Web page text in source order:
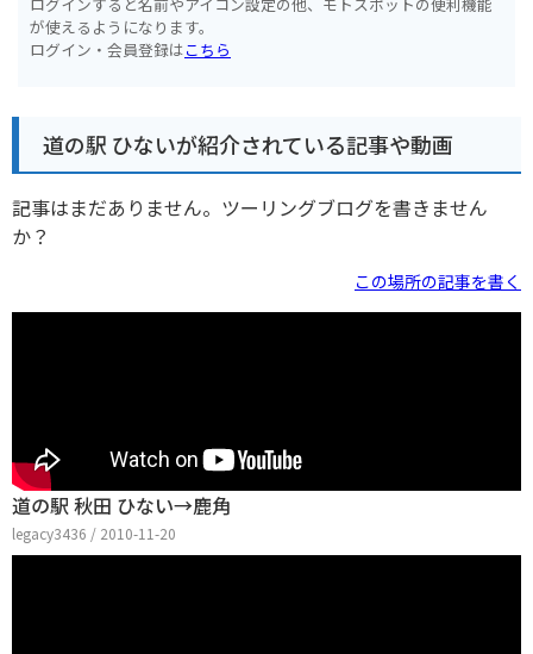
が使えるようになります。
ログイン・会員登録はこちら
道の駅 ひないが紹介されている記事や動画
記事はまだありません。ツーリングブログを書きません
か？
この場所の記事を書く
道の駅 秋田 ひない→鹿角
legacy3436 / 2010-11-20